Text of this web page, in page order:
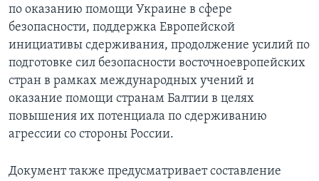
по оказанию помощи Украине в сфере
безопасности, поддержка Европейской
инициативы сдерживания, продолжение усилий по
подготовке сил безопасности восточноевропейских
стран в рамках международных учений и
оказание помощи странам Балтии в целях
повышения их потенциала по сдерживанию
агрессии со стороны России.
Документ также предусматривает составление